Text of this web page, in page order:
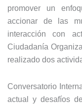
promover un
accionar de las
interacción con
Ciudadanía
realizado dos
Conversatorio
actual y desafíos